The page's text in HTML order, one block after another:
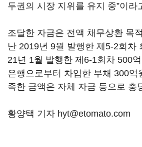
두권의 시장 지위를 유지 중”이라
조달한 자금은 전액 채무상환 목
난 2019년 9월 발행한 제5-2회차
21년 1월 발행한 제6-1회차 500
은행으로부터 차입한 부채 300억
족한 금액은 자체 자금 등으로 충
황양택 기자 hyt@etomato.com